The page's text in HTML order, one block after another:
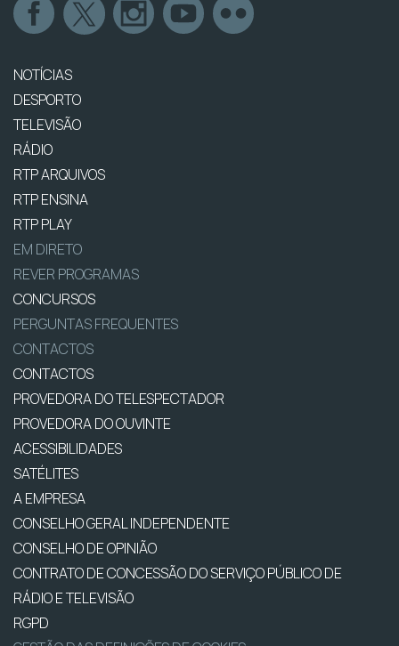
NOTÍCIAS
DESPORTO
TELEVISÃO
RÁDIO
RTP ARQUIVOS
RTP ENSINA
RTP PLAY
EM DIRETO
REVER PROGRAMAS
CONCURSOS
PERGUNTAS FREQUENTES
CONTACTOS
CONTACTOS
PROVEDORA DO TELESPECTADOR
PROVEDORA DO OUVINTE
ACESSIBILIDADES
SATÉLITES
A EMPRESA
CONSELHO GERAL INDEPENDENTE
CONSELHO DE OPINIÃO
CONTRATO DE CONCESSÃO DO SERVIÇO PÚBLICO DE
RÁDIO E TELEVISÃO
RGPD